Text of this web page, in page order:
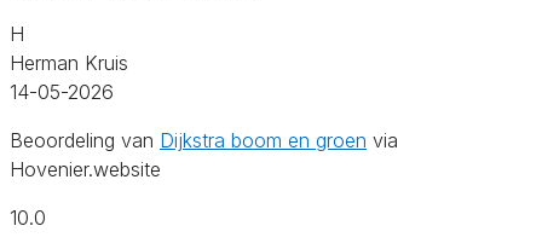
H
Herman Kruis
14-05-2026
Beoordeling van Dijkstra boom en groen via
Hovenier.website
10.0